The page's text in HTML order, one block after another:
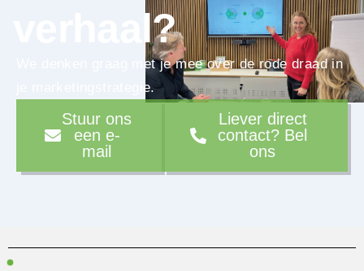
verhaal?
We denken graag met je mee over de rode draad in
je marketingstrategie.
Stuur ons
een e-
mail
Liever direct
contact? Bel
ons